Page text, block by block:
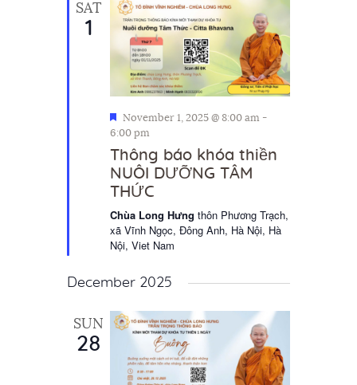
SAT
1
F
e
a
t
u
r
d
November 1, 2025 @ 8:00 am -
6:00 pm
Thông báo khóa thiền
NUÔI DƯỠNG TÂM
THỨC
Chùa Long Hưng thôn Phương Trạch,
xã Vĩnh Ngọc, Đông Anh, Hà Nội, Hà
Nội, Viet Nam
December 2025
SUN
28